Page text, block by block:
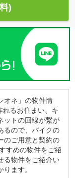
)
ネ」の物件情
るお住まい、キ
ットの回線が繋が
るので、バイクの
のご用意と契約の
すめの物件をご紹
る物件をご紹介い
ます。